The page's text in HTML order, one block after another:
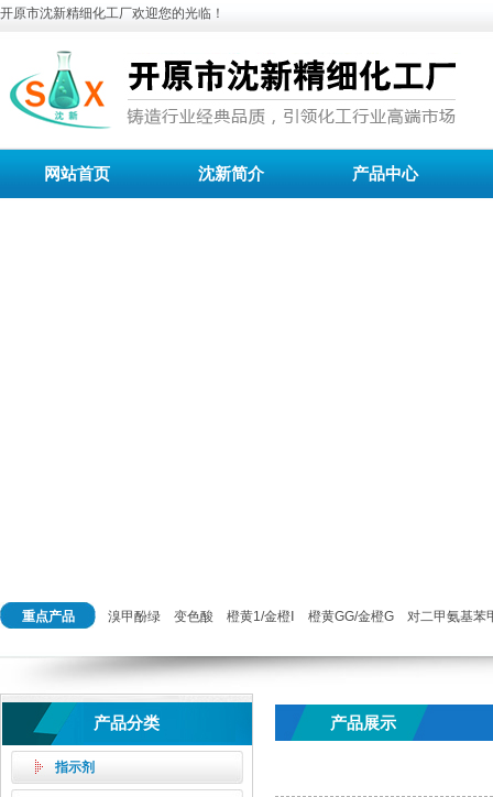
开原市沈新精细化工厂欢迎您的光临！
网站首页 沈新简介 产品中心
重点产品 溴甲酚绿 变色酸 橙黄1/金橙Ⅰ 橙黄GG/金橙G 对二甲氨基苯
产品分类
指示剂
产品展示